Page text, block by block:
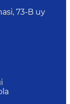
73-B uу